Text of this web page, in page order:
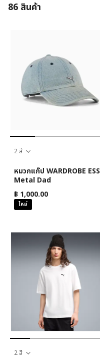
86 สินค้า
2 สี
หมวกแก๊ป WARDROBE ESS
Metal Dad
฿ 1,000.00
ใหม่
2 สี